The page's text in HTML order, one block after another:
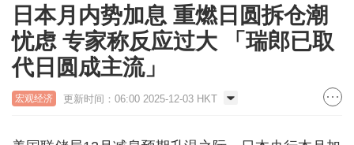
日本月内势加息 重燃日圆拆仓潮
忧虑 专家称反应过大 「瑞郎已取
代日圆成主流」
宏观经济 更新时间：06:00 2025-12-03 HKT